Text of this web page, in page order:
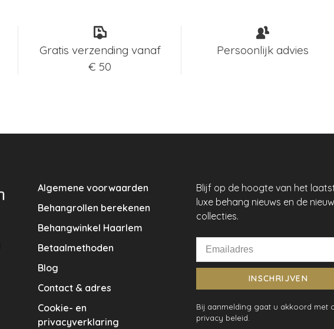
Gratis verzending vanaf
€ 50
Persoonlijk advies
Algemene voorwaarden
Behangrollen berekenen
Behangwinkel Haarlem
Betaalmethoden
Blog
Contact & adres
Cookie- en
privacyverklaring
Blijf op de hoogte van het
luxe behang nieuws en de
collecties.
INSCHRIJVEN
Bij aanmelding gaat u akkoord met
privacy beleid.